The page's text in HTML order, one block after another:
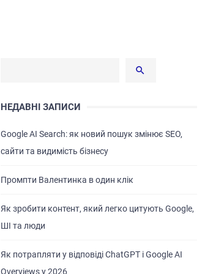
НЕДАВНІ ЗАПИСИ
Google AI Search: як новий пошук змінює SEO,
сайти та видимість бізнесу
Промпти Валентинка в один клік
Як зробити контент, який легко цитують Google,
ШІ та люди
Як потрапляти у відповіді ChatGPT і Google AI
Overviews у 2026